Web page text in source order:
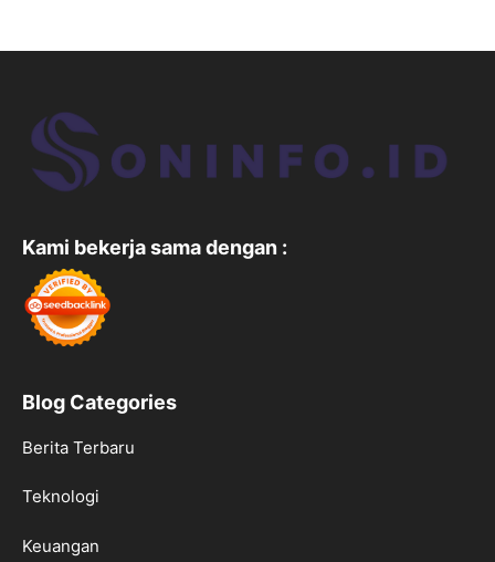
Kami bekerja sama dengan :
Blog Categories
Berita Terbaru
Teknologi
Keuangan